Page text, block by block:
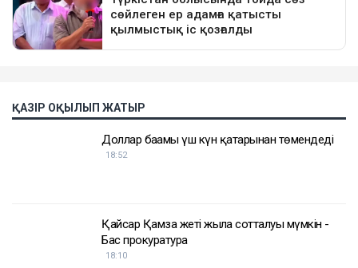
ҚАЗІР ОҚЫЛЫП ЖАТЫР
Доллар бағамы үш күн қатарынан төмендеді
18:52
Қайсар Қамза жеті жылға сотталуы мүмкін -
Бас прокуратура
18:10